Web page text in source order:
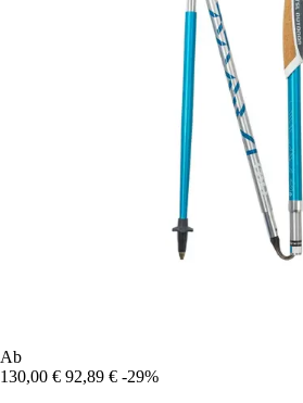
Ab
130,00 € 92,89 € -29%